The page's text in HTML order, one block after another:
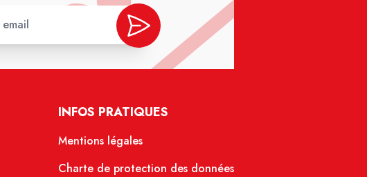
INFOS PRATIQUES
Mentions légales
Charte de protection des données